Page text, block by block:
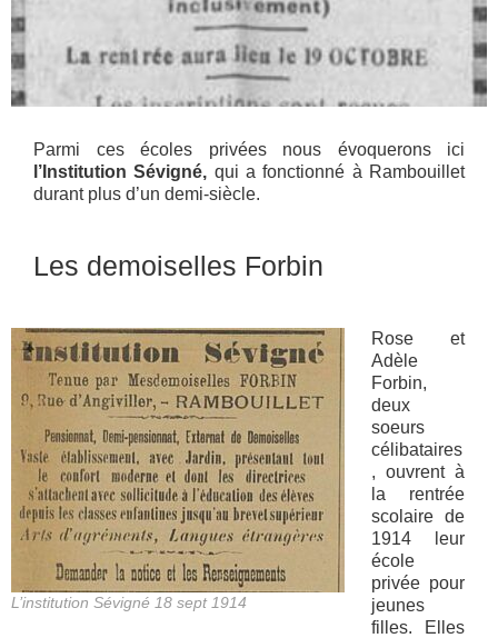
Parmi ces écoles privées nous évoquerons ici
l’Institution Sévigné, qui a fonctionné à Rambouillet
durant plus d’un demi-siècle.
Les demoiselles Forbin
L’institution Sévigné 18 sept 1914
Rose et
Adèle
Forbin,
deux
soeurs
célibataires
, ouvrent à
la rentrée
scolaire de
1914 leur
école
privée pour
jeunes
filles. Elles